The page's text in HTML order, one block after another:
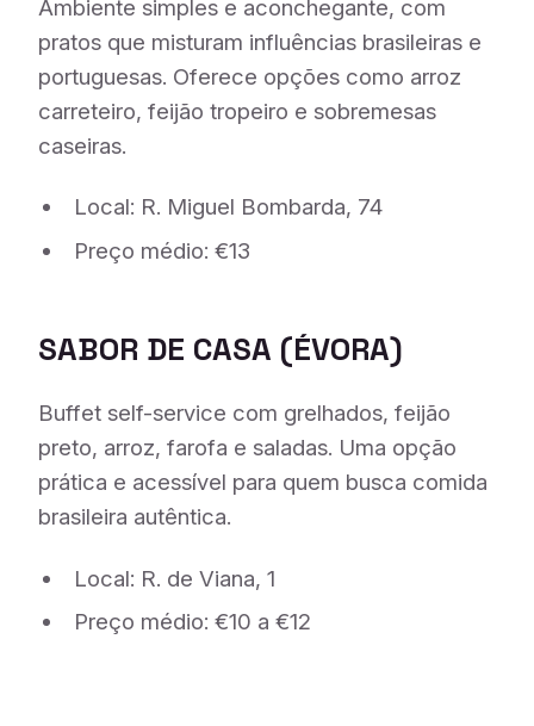
Ambiente simples e aconchegante, com
pratos que misturam influências brasileiras e
portuguesas. Oferece opções como arroz
carreteiro, feijão tropeiro e sobremesas
caseiras.
Local: R. Miguel Bombarda, 74
Preço médio: €13
SABOR DE CASA (ÉVORA)
Buffet self-service com grelhados, feijão
preto, arroz, farofa e saladas. Uma opção
prática e acessível para quem busca comida
brasileira autêntica.
Local: R. de Viana, 1
Preço médio: €10 a €12